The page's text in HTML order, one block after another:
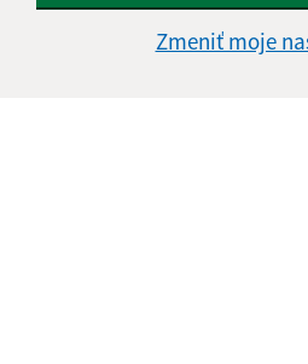
Zmeniť moje